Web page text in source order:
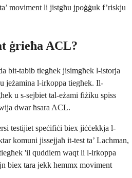
moviment li jistgħu jpoġġuk f’riskju
ġrieħa ACL?
bit-tabib tiegħek jisimgħek l-istorja
jeżamina l-irkoppa tiegħek. Il-
u s-sejbiet tal-eżami fiżiku spiss
dwar ħsara ACL.
testijiet speċifiċi biex jiċċekkja l-
komuni jissejjaħ it-test ta’ Lachman,
'il quddiem waqt li l-irkoppa
biex tara jekk hemmx moviment